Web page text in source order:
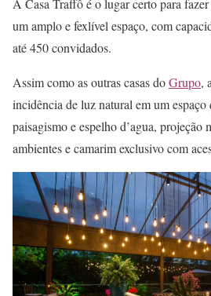
um amplo e fexlível espaço, com
até 450 convidados.
Assim como as outras casas doGrupo,
incidência de luz natural em um espaço
paisagismo e espelho d’agua, projeção
ambientes e camarim exclusivo com